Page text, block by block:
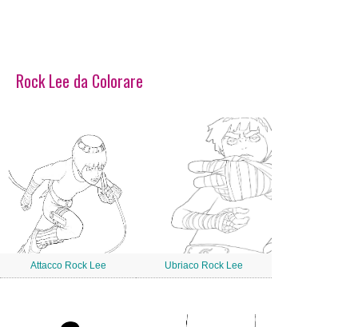
Rock Lee da Colorare
Attacco Rock Lee Ubriaco Rock Lee